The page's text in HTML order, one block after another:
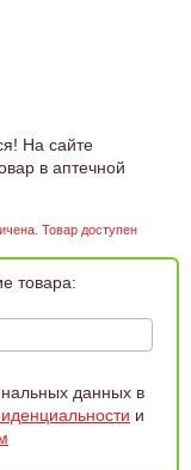
На сайте
в аптечной
Товар доступен
товара:
данных в
и